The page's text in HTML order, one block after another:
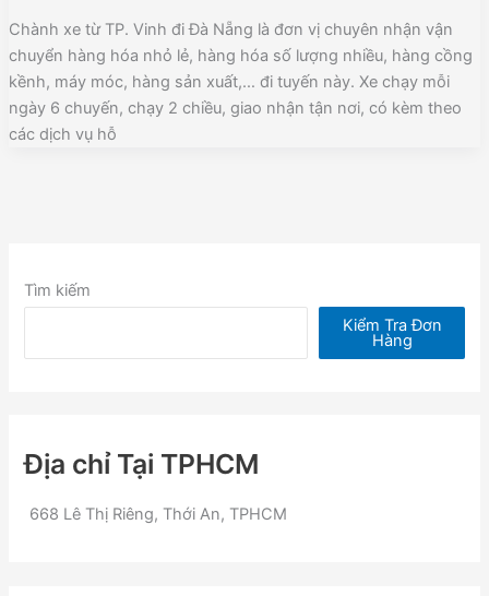
Chành xe từ TP. Vinh đi Đà Nẵng là đơn vị chuyên nhận vận
chuyển hàng hóa nhỏ lẻ, hàng hóa số lượng nhiều, hàng cồng
kềnh, máy móc, hàng sản xuất,… đi tuyến này. Xe chạy mỗi
ngày 6 chuyến, chạy 2 chiều, giao nhận tận nơi, có kèm theo
các dịch vụ hỗ
Tìm kiếm
Kiểm Tra Đơn
Hàng
Địa chỉ Tại TPHCM
668 Lê Thị Riêng, Thới An, TPHCM